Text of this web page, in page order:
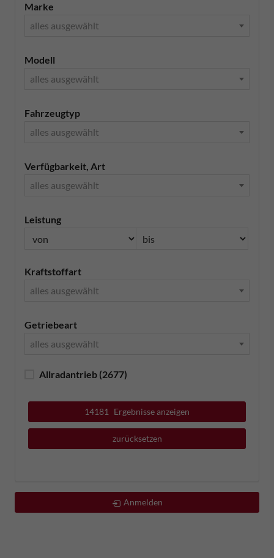
Marke
alles ausgewählt
Modell
alles ausgewählt
Fahrzeugtyp
alles ausgewählt
Verfügbarkeit, Art
alles ausgewählt
Leistung
Kraftstoffart
alles ausgewählt
Getriebeart
alles ausgewählt
Allradantrieb (2677)
14181 Ergebnisse anzeigen
zurücksetzen
Anmelden